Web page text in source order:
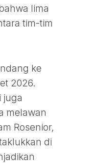
lima
tim-tim
ke
2026.
juga
melawan
Rosenior,
di